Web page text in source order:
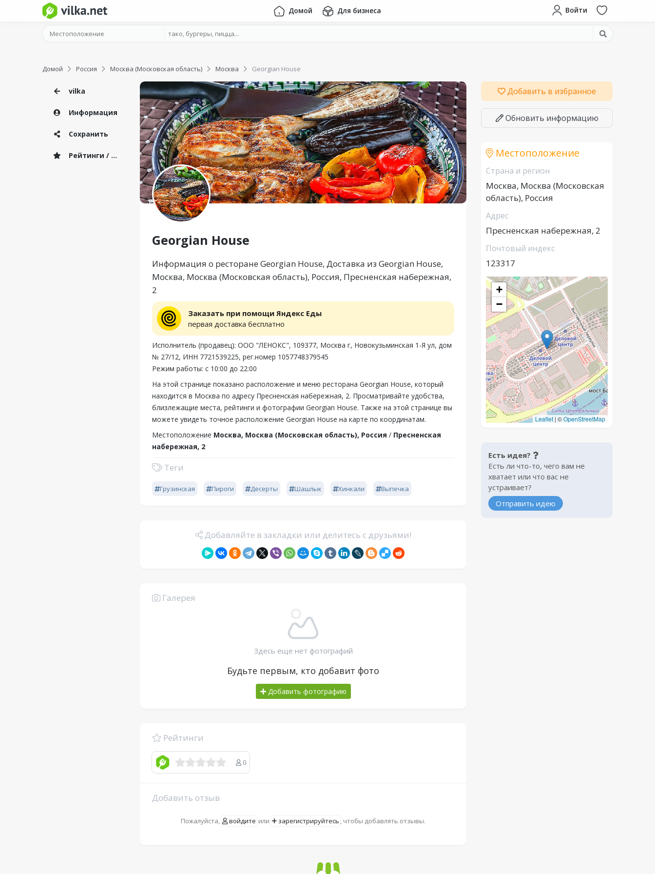
Домой Для бизнеса Войти
Домой Россия Москва (Московская область) Москва Georgian House
vilka
Информация
Сохранить
Рейтинги / Отзывы
Georgian House
Информация о ресторане Georgian House, Доставка из Georgian House,
Москва, Москва (Московская область), Россия, Пресненская набережная,
2
Заказать при помощи Яндекс Еды
первая доставка бесплатно
Исполнитель (продавец): ООО "ЛЕНОКС", 109377, Москва г, Новокузьминская 1-Я ул, дом
№ 27/12, ИНН 7721539225, рег.номер 1057748379545
Режим работы: с 10:00 до 22:00
На этой странице показано расположение и меню ресторана Georgian House, который
находится в Москва по адресу Пресненская набережная, 2. Просматривайте удобства,
близлежащие места, рейтинги и фотографии Georgian House. Также на этой странице вы
можете увидеть точное расположение Georgian House на карте по координатам.
Местоположение Москва, Москва (Московская область), Россия / Пресненская
набережная, 2
Теги
Грузинская Пироги Десерты Шашлык Хинкали Выпечка
Добавляйте в закладки или делитесь с друзьями!
Галерея
Здесь еще нет фотографий
Будьте первым, кто добавит фото
Добавить фотографию
Рейтинги
0
Добавить отзыв
Пожалуйста, войдите или зарегистрируйтесь , чтобы добавлять отзывы.
Добавить в избранное
Обновить информацию
Местоположение
Страна и регион
Москва, Москва (Московская
область), Россия
Адрес
Пресненская набережная, 2
Почтовый индекс
123317
+
−
Leaflet | ©OpenStreetMap
Есть идея?
Есть ли что-то, чего вам не
хватает или что вас не
устраивает?
Отправить идею